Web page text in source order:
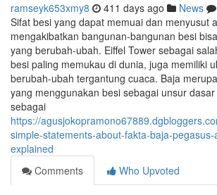
ramseyk653xmy8 411 days ago News
Sifat besi yang dapat memuai dan menyusut
mengakibatkan bangunan-bangunan besi
yang berubah-ubah. Eiffel Tower sebagai
besi paling memukau di dunia, juga memiliki
berubah-ubah tergantung cuaca. Baja
yang menggunakan besi sebagai unsur
sebagai
https://
simple-statements-about-fakta-baja-
explained
Comments
Who Upvoted